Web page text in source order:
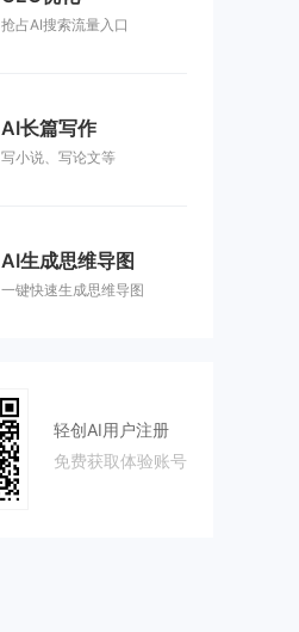
抢占AI搜索流量入口
AI长篇写作
写小说、写论文等
AI生成思维导图
一键快速生成思维导图
轻创AI用户注册
免费获取体验账号